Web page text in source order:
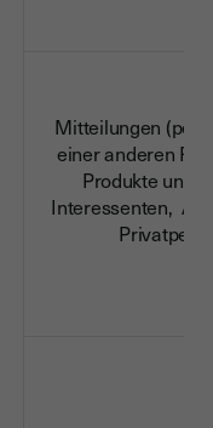
Mitteilungen (per
einer anderen
Produkte und
Interessenten,